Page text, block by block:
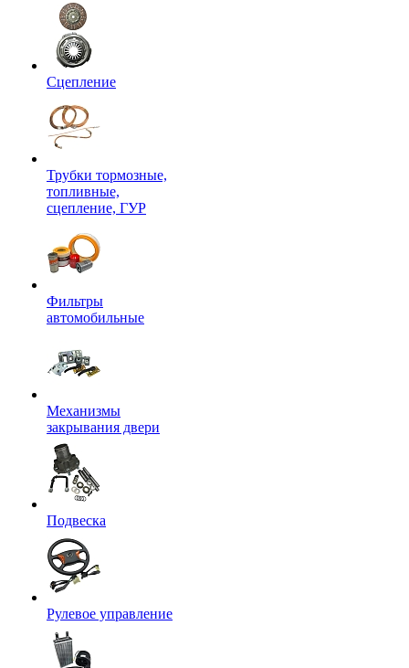
Сцепление
Трубки тормозные,
топливные,
сцепление, ГУР
Фильтры
автомобильные
Механизмы
закрывания двери
Подвеска
Рулевое управление